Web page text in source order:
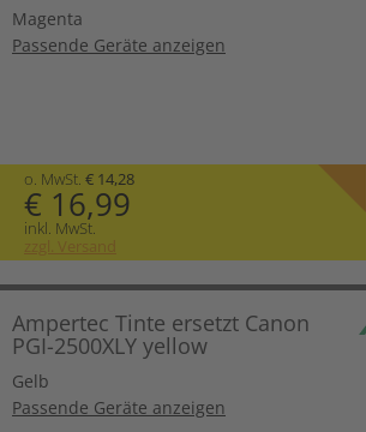
Magenta
Passende Geräte anzeigen
o. MwSt. € 14,28
€ 16,99
inkl. MwSt.
zzgl. Versand
Ampertec Tinte ersetzt Canon
PGI-2500XLY yellow
Gelb
Passende Geräte anzeigen